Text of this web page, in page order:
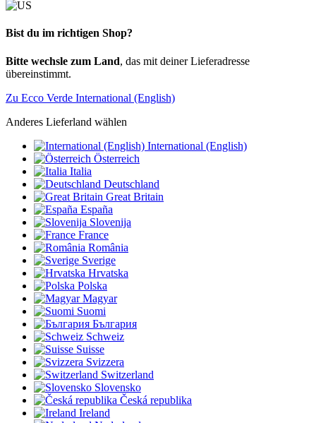
Bist du im richtigen Shop?
Bitte wechsle zum Land, das mit deiner Lieferadresse
übereinstimmt.
Zu Ecco Verde International (English)
Anderes Lieferland wählen
International (English)
Österreich
Italia
Deutschland
Great Britain
España
Slovenija
France
România
Sverige
Hrvatska
Polska
Magyar
Suomi
България
Schweiz
Suisse
Svizzera
Switzerland
Slovensko
Česká republika
Ireland